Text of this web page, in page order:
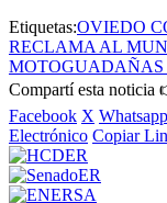
Etiquetas:OVIEDO
RECLAMA AL
MOTOGUADAÑAS
Compartí esta noticia
Facebook X Whatsapp
Electrónico Copiar